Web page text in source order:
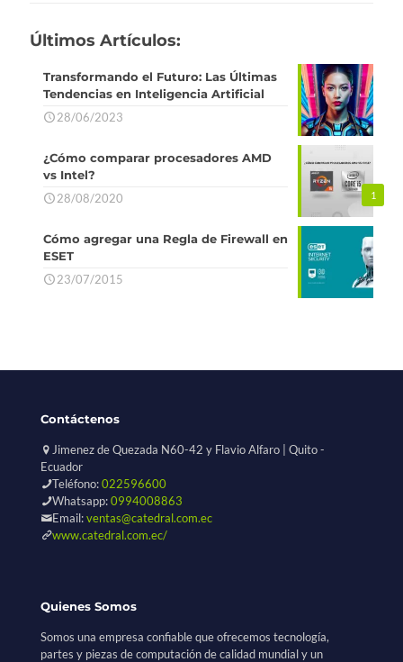
Últimos Artículos:
Transformando el Futuro: Las Últimas
Tendencias en Inteligencia Artificial
28/06/2023
1
¿Cómo comparar procesadores AMD
vs Intel?
28/08/2020
Cómo agregar una Regla de Firewall en
ESET
23/07/2015
Contáctenos
Jimenez de Quezada N60-42 y Flavio Alfaro | Quito -
Ecuador
Teléfono:022596600
Whatsapp:0994008863
Email:ventas@catedral.com.ec
www.catedral.com.ec/
Quienes Somos
Somos una empresa confiable que ofrecemos tecnología,
partes y piezas de computación de calidad mundial y un